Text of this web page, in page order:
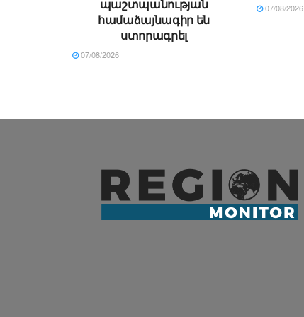
պաշտպանության
համաձայնագիր են
ստորագրել
07/08/2026
07/08/2026